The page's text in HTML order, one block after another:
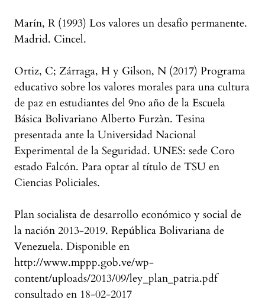
Marín, R (1993) Los valores un desafío permanente.
Madrid. Cincel.
Ortiz, C; Zárraga, H y Gilson, N (2017) Programa
educativo sobre los valores morales para una cultura
de paz en estudiantes del 9no año de la Escuela
Básica Bolivariano Alberto Furzàn. Tesina
presentada ante la Universidad Nacional
Experimental de la Seguridad. UNES: sede Coro
estado Falcón. Para optar al título de TSU en
Ciencias Policiales.
Plan socialista de desarrollo económico y social de
la nación 2013-2019. República Bolivariana de
Venezuela. Disponible en
http://www.mppp.gob.ve/wp-
content/uploads/2013/09/ley_plan_patria.pdf
consultado en 18-02-2017